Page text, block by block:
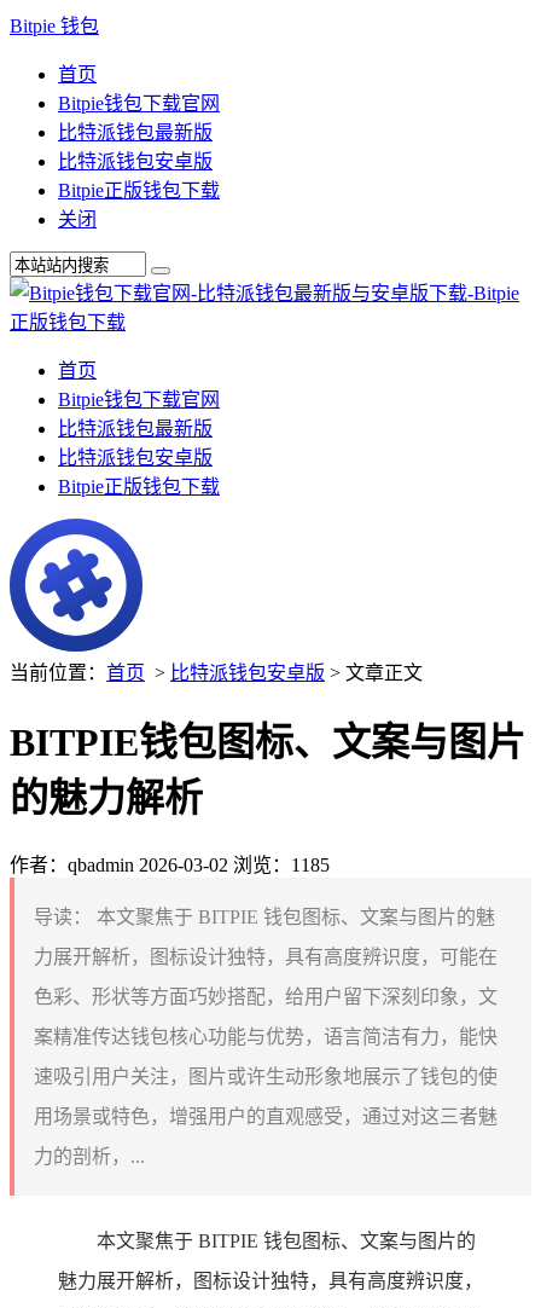
Bitpie 钱包
首页
Bitpie钱包下载官网
比特派钱包最新版
比特派钱包安卓版
Bitpie正版钱包下载
关闭
首页
Bitpie钱包下载官网
比特派钱包最新版
比特派钱包安卓版
Bitpie正版钱包下载
当前位置： 首页 > 比特派钱包安卓版 > 文章正文
BITPIE钱包图标、文案与图片
的魅力解析
作者：qbadmin 2026-03-02 浏览：1185
导读：
本文聚焦于 BITPIE 钱包图标、文案与图片的魅
力展开解析，图标设计独特，具有高度辨识度，可能在
色彩、形状等方面巧妙搭配，给用户留下深刻印象，文
案精准传达钱包核心功能与优势，语言简洁有力，能快
速吸引用户关注，图片或许生动形象地展示了钱包的使
用场景或特色，增强用户的直观感受，通过对这三者魅
力的剖析，...
本文聚焦于 BITPIE 钱包图标、文案与图片的
魅力展开解析，图标设计独特，具有高度辨识度，